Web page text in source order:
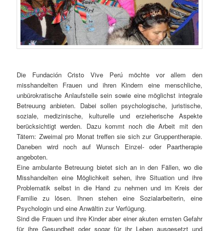
Die Fundación Cristo Vive Perú möchte vor allem den
misshandelten Frauen und ihren Kindern eine menschliche,
unbürokratische Anlaufstelle sein sowie eine möglichst integrale
Betreuung anbieten. Dabei sollen psychologische, juristische,
soziale, medizinische, kulturelle und erzieherische Aspekte
berücksichtigt werden. Dazu kommt noch die Arbeit mit den
Tätern: Zweimal pro Monat treffen sie sich zur Gruppentherapie.
Daneben wird noch auf Wunsch Einzel- oder Paartherapie
angeboten.
Eine ambulante Betreuung bietet sich an in den Fällen, wo die
Misshandelten eine Möglichkeit sehen, ihre Situation und ihre
Problematik selbst in die Hand zu nehmen und im Kreis der
Familie zu lösen. Ihnen stehen eine Sozialarbeiterin, eine
Psychologin und eine Anwältin zur Verfügung.
Sind die Frauen und ihre Kinder aber einer akuten ernsten Gefahr
für ihre Gesundheit oder sogar für ihr Leben ausgesetzt und